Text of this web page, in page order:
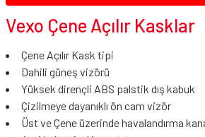
Vexo Çene Açılır Kasklar
Çene Açılır Kask tipi
Dahili güneş vizörü
Yüksek dirençli ABS palstik dış kabuk
Çizilmeye dayanıklı ön cam vizör
Üst ve Çene üzerinde havalandırma